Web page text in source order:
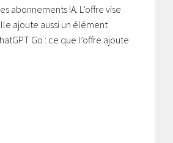
abonnements IA. L’offre vise
ajoute aussi un élément
Go : ce que l’offre ajoute